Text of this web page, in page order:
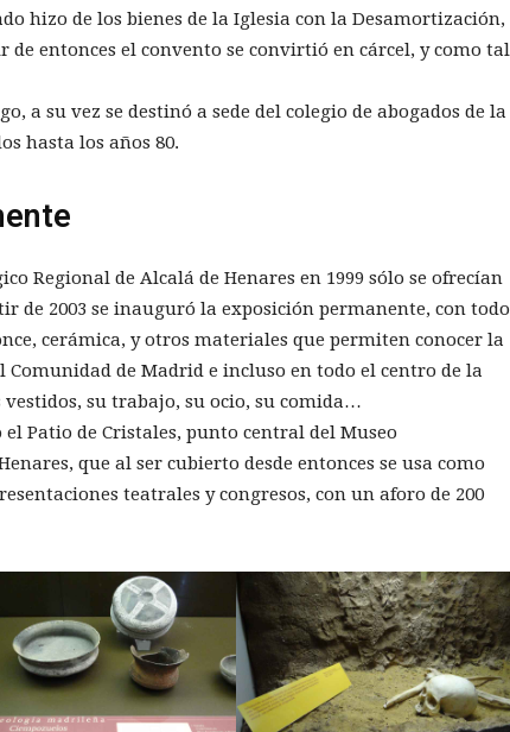
hizo de los bienes de la Iglesia con la Desamortización,
entonces el convento se convirtió en cárcel, y como tal
a su vez se destinó a sede del colegio de abogados de la
hasta los años 80.
Regional de Alcalá de Henares en 1999 sólo se ofrecían
de 2003 se inauguró la exposición permanente, con todo
cerámica, y otros materiales que permiten conocer la
de Madrid e incluso en todo el centro de la
su trabajo, su ocio, su comida…
Patio de Cristales, punto central del Museo
que al ser cubierto desde entonces se usa como
teatrales y congresos, con un aforo de 200